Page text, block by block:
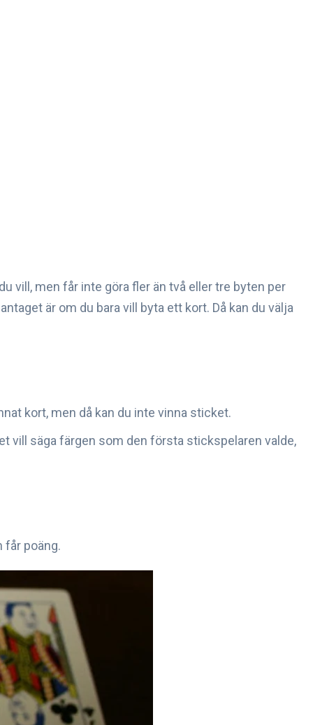
vill, men får inte göra fler än två eller tre byten per
är om du bara vill byta ett kort. Då kan du välja
kort, men då kan du inte vinna sticket.
vill säga färgen som den första stickspelaren valde,
får poäng.